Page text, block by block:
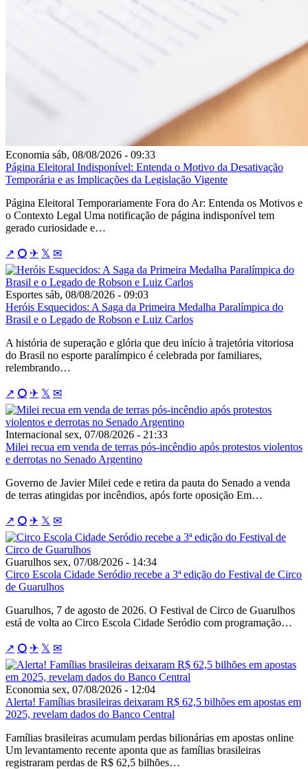
Economia sáb, 08/08/2026 - 09:33
Página Eleitoral Indisponível: Entenda o Motivo da Desativação
Temporária e as Implicações da Legislação Vigente
Página Eleitoral Temporariamente Fora do Ar: Entenda os Motivos e
o Contexto Legal Uma notificação de página indisponível tem
gerado curiosidade e…
↗ ⭘ ✈ 𝕏 ✉
Esportes sáb, 08/08/2026 - 09:03
Heróis Esquecidos: A Saga da Primeira Medalha Paralímpica do
Brasil e o Legado de Robson e Luiz Carlos
A história de superação e glória que deu início à trajetória vitoriosa
do Brasil no esporte paralímpico é celebrada por familiares,
relembrando…
↗ ⭘ ✈ 𝕏 ✉
Internacional sex, 07/08/2026 - 21:33
Milei recua em venda de terras pós-incêndio após protestos violentos
e derrotas no Senado Argentino
Governo de Javier Milei cede e retira da pauta do Senado a venda
de terras atingidas por incêndios, após forte oposição Em…
↗ ⭘ ✈ 𝕏 ✉
Guarulhos sex, 07/08/2026 - 14:34
Circo Escola Cidade Seródio recebe a 3ª edição do Festival de Circo
de Guarulhos
Guarulhos, 7 de agosto de 2026. O Festival de Circo de Guarulhos
está de volta ao Circo Escola Cidade Seródio com programação…
↗ ⭘ ✈ 𝕏 ✉
Economia sex, 07/08/2026 - 12:04
Alerta! Famílias brasileiras deixaram R$ 62,5 bilhões em apostas em
2025, revelam dados do Banco Central
Famílias brasileiras acumulam perdas bilionárias em apostas online
Um levantamento recente aponta que as famílias brasileiras
registraram perdas de R$ 62,5 bilhões…